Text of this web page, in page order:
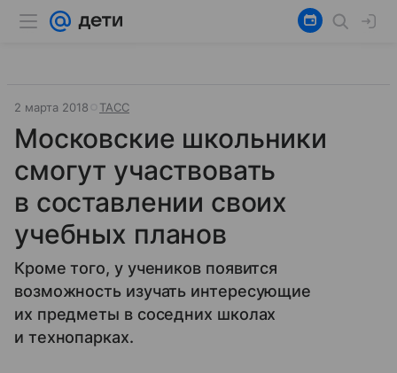
2 марта 2018 ТАСС
Московские школьники
смогут участвовать
в составлении своих
учебных планов
Кроме того, у учеников появится
возможность изучать интересующие
их предметы в соседних школах
и технопарках.